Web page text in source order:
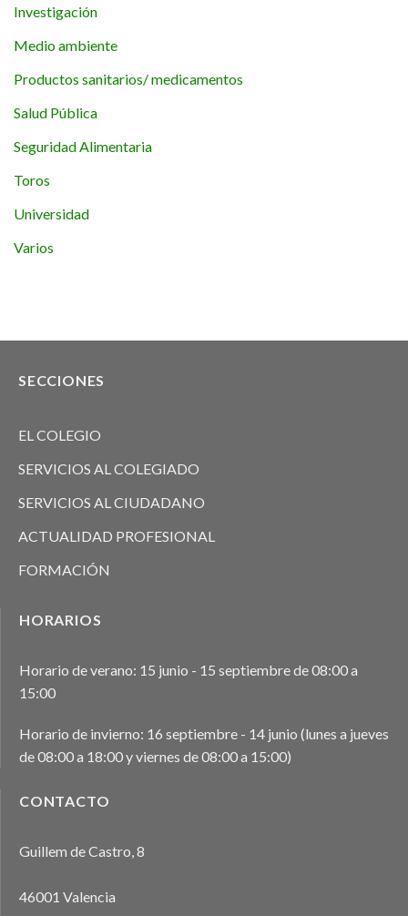
Investigación
Medio ambiente
Productos sanitarios/ medicamentos
Salud Pública
Seguridad Alimentaria
Toros
Universidad
Varios
SECCIONES
EL COLEGIO
SERVICIOS AL COLEGIADO
SERVICIOS AL CIUDADANO
ACTUALIDAD PROFESIONAL
FORMACIÓN
HORARIOS
Horario de verano: 15 junio - 15 septiembre de 08:00 a
15:00
Horario de invierno: 16 septiembre - 14 junio (lunes a jueves
de 08:00 a 18:00 y viernes de 08:00 a 15:00)
CONTACTO
Guillem de Castro, 8
46001 Valencia